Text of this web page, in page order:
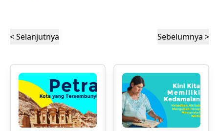
< Selanjutnya Sebelumnya >